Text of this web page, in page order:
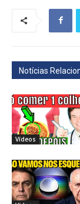
Notícias
Vídeos